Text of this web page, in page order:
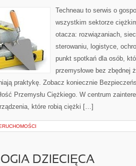
Techneau to serwis o
wszystkim sektorze
otacza: rozwiązaniach,
sterowaniu, logistyce,
punkt spotkań dla osób,
przemysłowe bez zbędnej
praktykę. Zobacz koniecznie
Przemysłu Ciężkiego. W centrum
które robią ciężki […]
DZIECIĘCA